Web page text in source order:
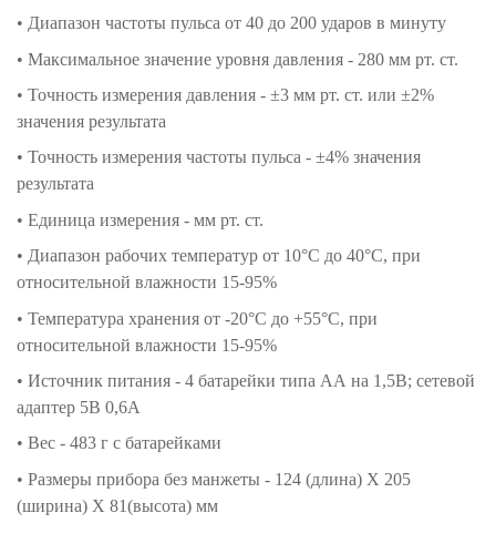
• Диапазон частоты пульса от 40 до 200 ударов в минуту
• Максимальное значение уровня давления - 280 мм рт. ст.
• Точность измерения давления - ±3 мм рт. ст. или ±2%
значения результата
• Точность измерения частоты пульса - ±4% значения
результата
• Единица измерения - мм рт. ст.
• Диапазон рабочих температур от 10°C до 40°C, при
относительной влажности 15-95%
• Температура хранения от -20°С до +55°С, при
относительной влажности 15-95%
• Источник питания - 4 батарейки типа АА на 1,5В; сетевой
адаптер 5В 0,6А
• Вес - 483 г с батарейками
• Размеры прибора без манжеты - 124 (длина) Х 205
(ширина) Х 81(высота) мм